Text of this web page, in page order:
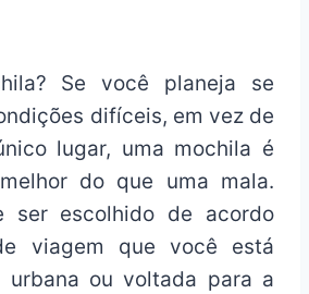
Se você planeja se
difíceis, em vez de
lugar, uma mochila é
do que uma mala.
ser escolhido de acordo
viagem que você está
urbana ou voltada para a